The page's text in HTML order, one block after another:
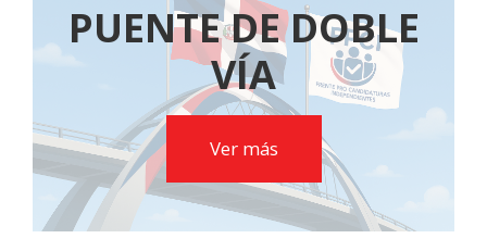
PUENTE DE DOBLE
VÍA
Ver más